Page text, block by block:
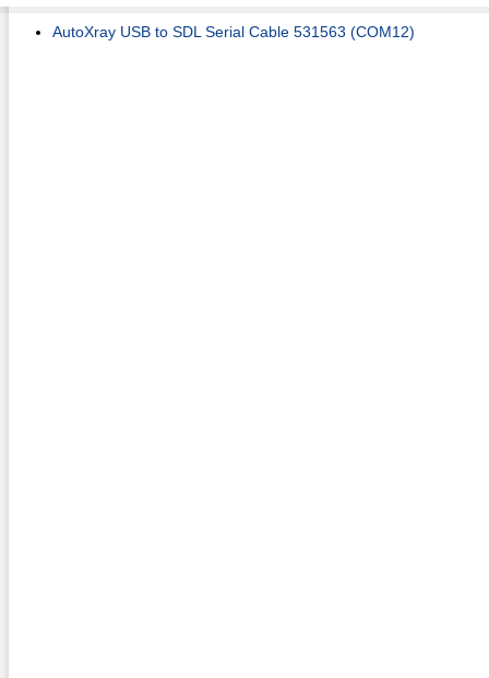
AutoXray USB to SDL Serial Cable 531563 (COM12)